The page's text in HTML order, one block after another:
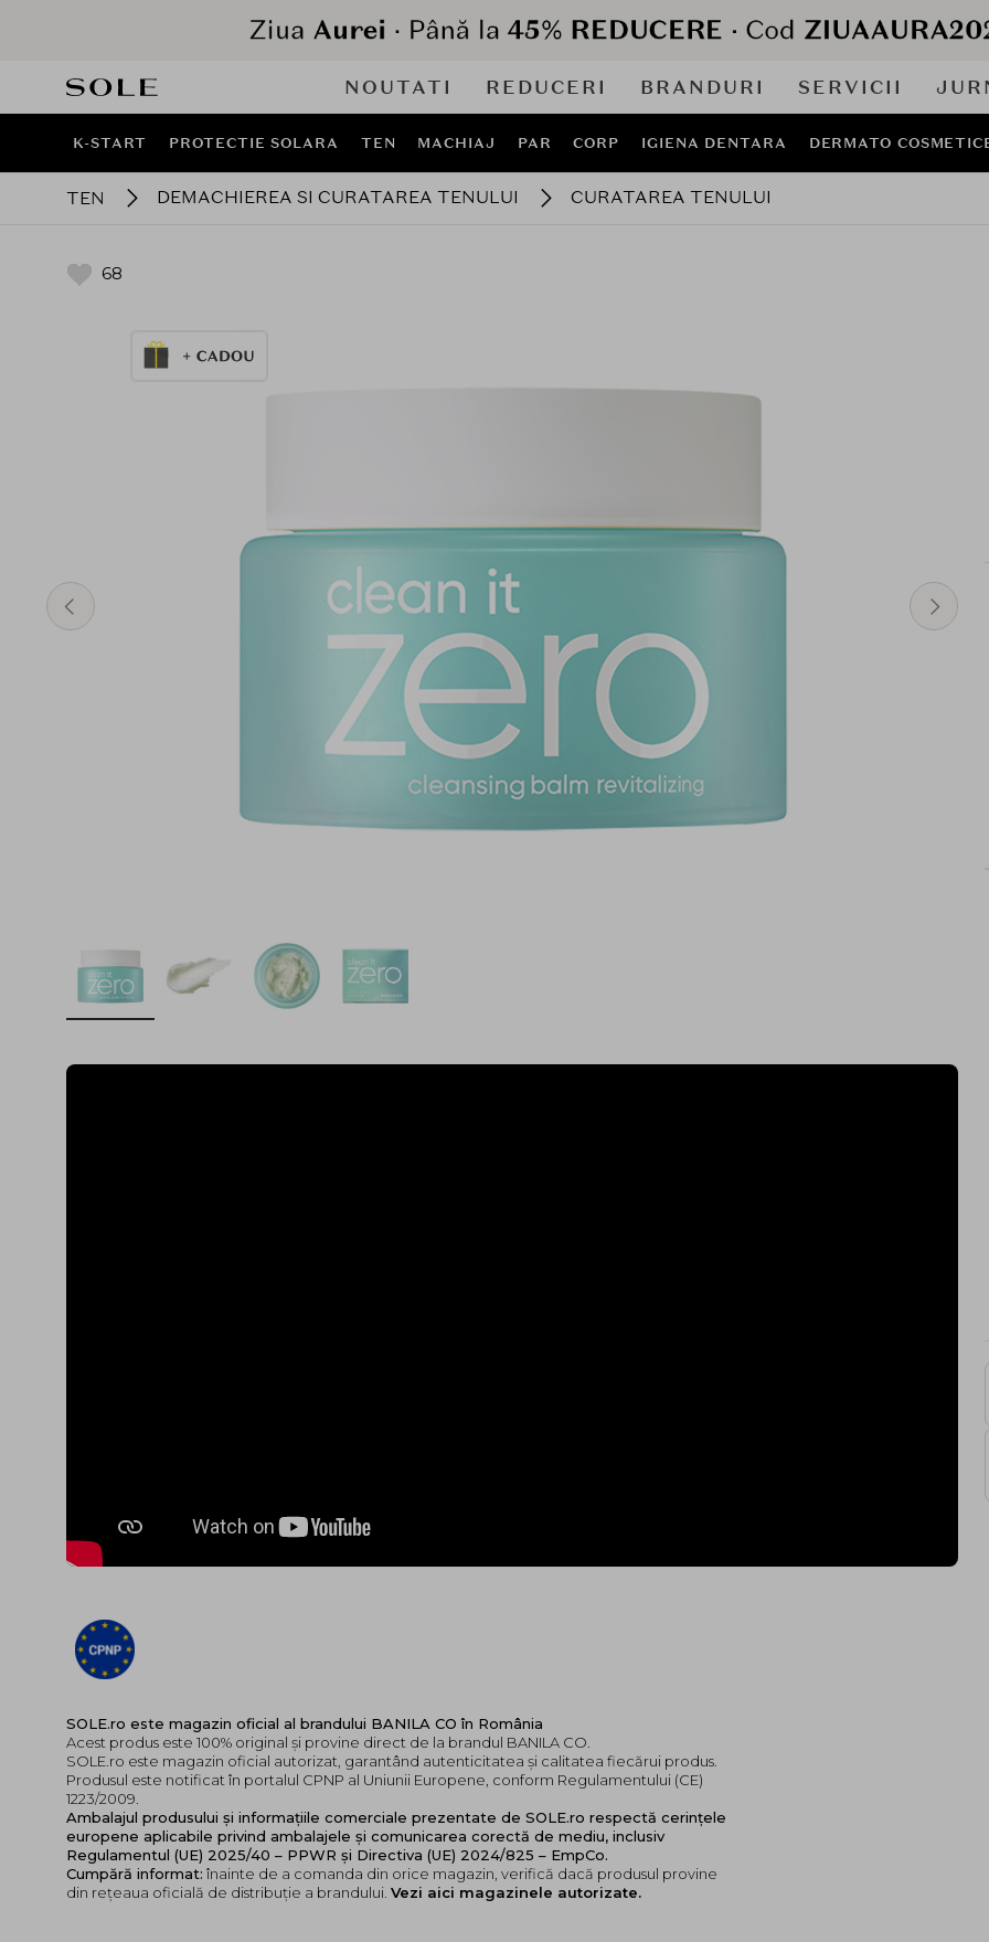
NOUTATI REDUCERI BRANDURI SERVICII
K-START PROTECTIE SOLARA TEN MACHIAJ PAR CORP IGIENA DENTARA DERMATO
TEN DEMACHIEREA SI CURATAREA TENULUI CURATAREA TENULUI
68
SOLE.ro este magazin oficial al brandului BANILA CO în România
Acest produs este 100% original și provine direct de la brandul BANILA CO.
SOLE.ro este magazin oficial autorizat, garantând autenticitatea și calitatea fiecărui produs.
Produsul este notificat în portalul CPNP al Uniunii Europene, conform Regulamentului (CE)
1223/2009.
Ambalajul produsului și informațiile comerciale prezentate de SOLE.ro respectă cerințele
europene aplicabile privind ambalajele și comunicarea corectă de mediu, inclusiv
Regulamentul (UE) 2025/40 – PPWR și Directiva (UE) 2024/825 – EmpCo.
Cumpără informat: înainte de a comanda din orice magazin, verifică dacă produsul provine
din rețeaua oficială de distribuție a brandului. Vezi aici magazinele autorizate.